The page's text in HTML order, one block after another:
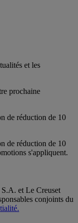
et les
prochaine
de réduction de 10
de réduction de 10
s'appliquent.
et Le Creuset
conjoints du